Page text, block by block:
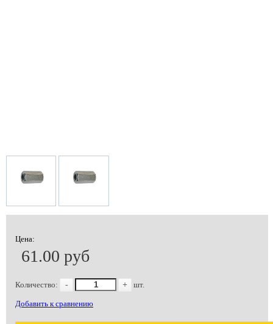
Цена:
61.00 руб
Количество: - + шт.
Добавить к сравнению